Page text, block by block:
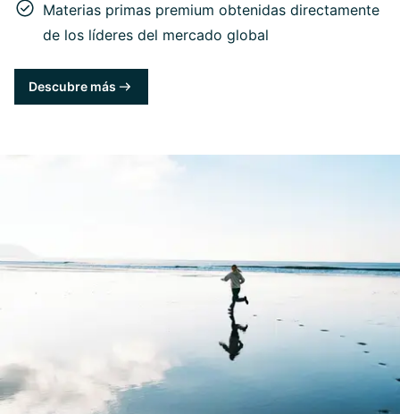
Materias primas premium obtenidas directamente
de los líderes del mercado global
Descubre más